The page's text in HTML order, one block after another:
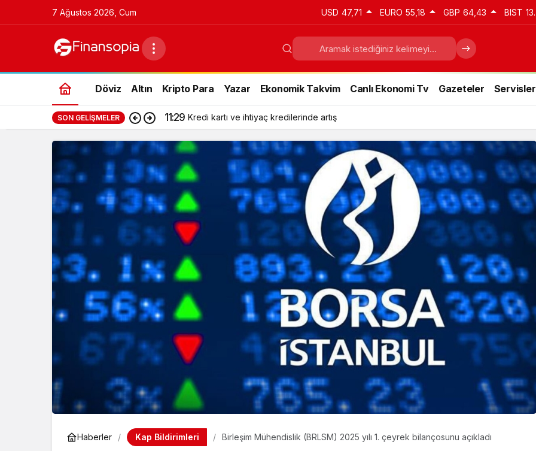
7 Ağustos 2026, Cum USD 47,71 EURO 55,18 GBP 64,43 BIST
Döviz Altın Kripto Para Yazar Ekonomik Takvim Canlı Ekonomi Tv Gazeteler Servisler
SON GELIŞMELER 11:29 Kredi kartı ve ihtiyaç kredilerinde artış
Haberler Kap Bildirimleri Birleşim Mühendislik (BRLSM) 2025 yılı 1. çeyrek bilançosunu açıkladı